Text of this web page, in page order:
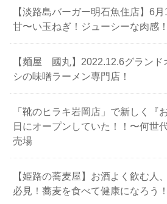
【淡路島バーガー明石魚住店】6月
甘〜い玉ねぎ！ジューシーな肉感！
【麺屋 國丸】2022.12.6グランド
シの味噌ラーメン専門店！
「靴のヒラキ岩岡店」で新しく『
日にオープンしていた！！〜何世
売場
【姫路の蕎麦屋】お酒よく飲む人
必見！蕎麦を食べて健康になろう